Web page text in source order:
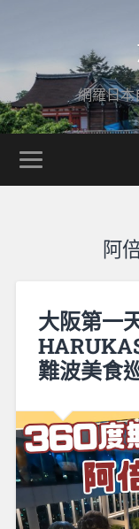
網羅日本
阿
大阪第一
難波美食